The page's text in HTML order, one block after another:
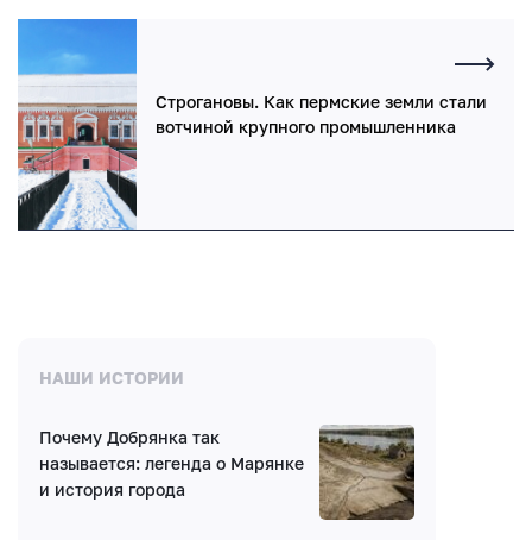
Строгановы. Как пермские земли стали
вотчиной крупного промышленника
НАШИ ИСТОРИИ
Почему Добрянка так
называется: легенда о Марянке
и история города